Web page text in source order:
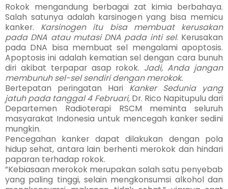
Rokok mengandung berbagai zat kimia berbahaya.
Salah satu­nya adalah karsinogen yang bisa memicu
kanker. Karsinogen itu bisa membuat kerusakan
pada DNA atau mutasi DNA pada inti sel. Kerusakan
pada DNA bisa membuat sel mengalami apop­tosis.
Apoptosis ini adalah ke­matian sel dengan cara bunuh
diri akibat terpapar asap rokok. Jadi, Anda jangan
membunuh sel-sel sendiri dengan merokok.
Bertepatan peringatan Hari Kanker Sedunia yang
jatuh pada tanggal 4 Februari,Dr. Rico Na­pitupulu dari
Departemen Radio­terapi RSCM meminta seluruh
masyarakat Indonesia untuk men­cegah kanker sedini
mungkin.
Pencegahan kanker dapat di­lakukan dengan pola
hidup sehat, antara lain berhenti me­rokok dan hindari
paparan terhadap rokok.
”Kebiasaan merokok meru­pa­kan salah satu penyebab
yang pa­ling tinggi, selain mengkonsumsi al­kohol dan